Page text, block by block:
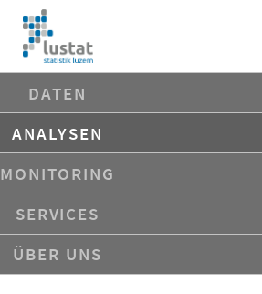
DATEN
ANALYSEN
MONITORING
SERVICES
ÜBER UNS